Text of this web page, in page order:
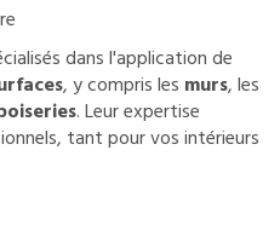
dans l'application de
, y compris les murs, les
. Leur expertise
tant pour vos intérieurs